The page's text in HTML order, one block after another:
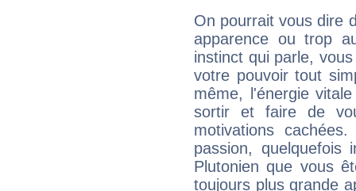
On pourrait vous dire
apparence ou trop
instinct qui parle,
votre pouvoir tout
même, l'énergie
sortir et faire de
motivations
passion, quelquefois
Plutonien que vous
toujours plus grande